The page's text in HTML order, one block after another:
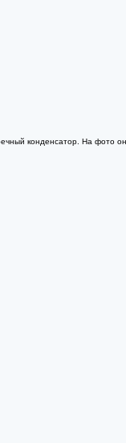
конденсатор. На фото